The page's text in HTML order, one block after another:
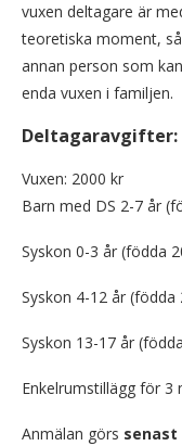
vuxen deltagare är
teoretiska moment,
annan person som
enda vuxen i familjen.
Deltagaravgifter:
Vuxen: 2000 kr
Barn med DS 2-7 år
Syskon 0-3 år (födda
Syskon 4-12 år (födda
Syskon 13-17 år
Enkelrumstillägg för 3
Anmälan görs senast